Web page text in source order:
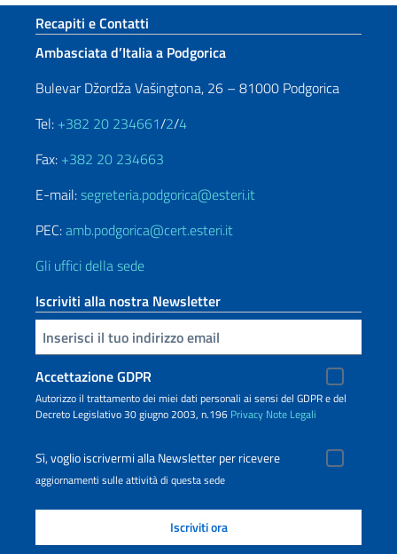
Sezione footer
Recapiti e Contatti
Ambasciata d’Italia a Podgorica
Bulevar Džordža Vašingtona, 26 – 81000 Podgorica
Tel: +382 20 234661/2/4
Fax: +382 20 234663
E-mail:segreteria.podgorica@esteri.it
PEC:amb.podgorica@cert.esteri.it
Gli uffici della sede
Iscriviti alla nostra Newsletter
Inserisci la tua email
Accettazione GDPR
Autorizzo il trattamento dei miei dati personali ai sensi del GDPR e del
Decreto Legislativo 30 giugno 2003, n.196 Privacy Note Legali
Sì, voglio iscrivermi alla Newsletter per ricevere
aggiornamenti sulle attività di questa sede